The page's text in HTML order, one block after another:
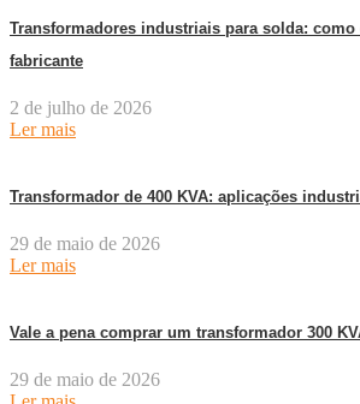
Transformadores industriais para solda: como
fabricante
2 de julho de 2026
Ler mais
Transformador de 400 KVA: aplicações
29 de maio de 2026
Ler mais
Vale a pena comprar um transformador 300
29 de maio de 2026